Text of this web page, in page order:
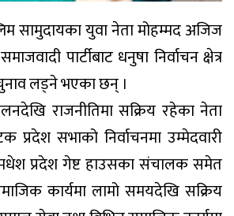
सामुदायका युवा नेता मोहम्मद अजिज
पार्टीबाट धनुषा निर्वाचन क्षेत्र
लड्ने भएका छन् ।
राजनीतिमा सक्रिय रहेका नेता
प्रदेश सभाको निर्वाचनमा उम्मेदवारी
प्रदेश गेष्ट हाउसका संचालक समेत
कार्यमा लामो समयदेखि सक्रिय